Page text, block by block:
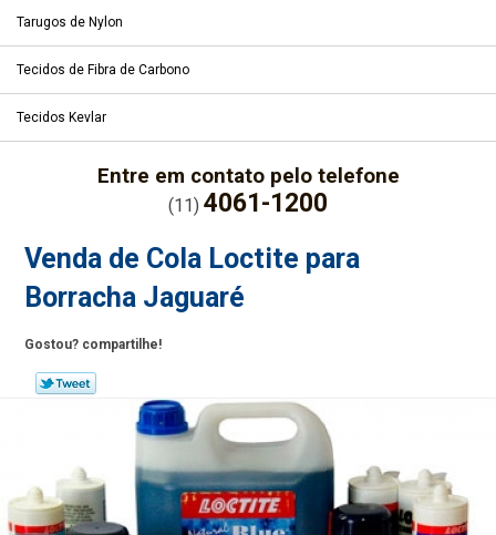
Tarugos de Nylon
Tecidos de Fibra de Carbono
Tecidos Kevlar
Entre em contato pelo telefone
(11) 4061-1200
Venda de Cola Loctite para
Borracha Jaguaré
Gostou? compartilhe!